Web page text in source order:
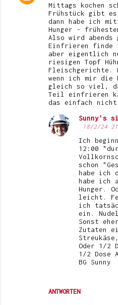
Mittags kochen
Frühstück gibt
dann habe ich
Hunger -
Also wird abends
Einfrieren finde
aber eigentlich
riesigen Topf
Fleischgerichte.
wenn ich mir die
gleich so viel,
Teil einfrieren
das einfach
ANTWORTEN
Sunny's
18/2/24
Ich
12:00
schon
habe ich
habe ich
Hunger.
leicht.
ich
ein.
Sonst
Zutaten
Oder 1/2
1/2 Dose
BG Sunny